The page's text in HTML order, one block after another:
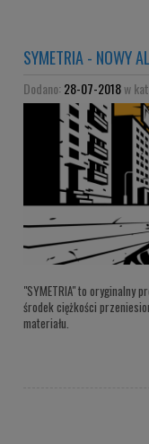
SYMETRIA - NOWY
Dodano: 28-07-2018w
"SYMETRIA" to oryginalny
środek ciężkości
materiału.